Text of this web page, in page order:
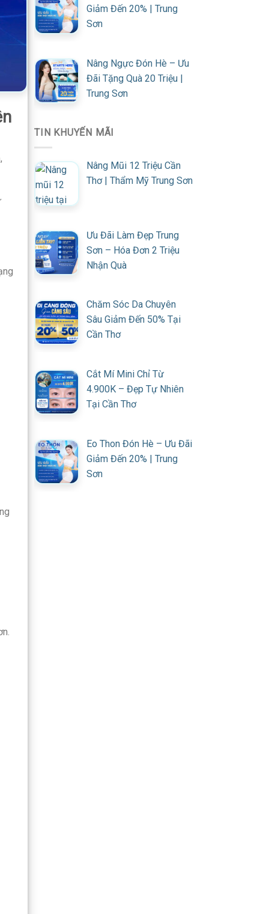
Giảm Đến 20% | Trung
Sơn
Nâng Ngực Đón Hè – Ưu
Đãi Tặng Quà 20 Triệu |
Trung Sơn
TIN KHUYẾN MÃI
Nâng Mũi 12 Triệu Cần
Thơ | Thẩm Mỹ Trung Sơn
Ưu Đãi Làm Đẹp Trung
Sơn – Hóa Đơn 2 Triệu
Nhận Quà
Chăm Sóc Da Chuyên
Sâu Giảm Đến 50% Tại
Cần Thơ
Cắt Mí Mini Chỉ Từ
4.900K – Đẹp Tự Nhiên
Tại Cần Thơ
Eo Thon Đón Hè – Ưu Đãi
Giảm Đến 20% | Trung
Sơn